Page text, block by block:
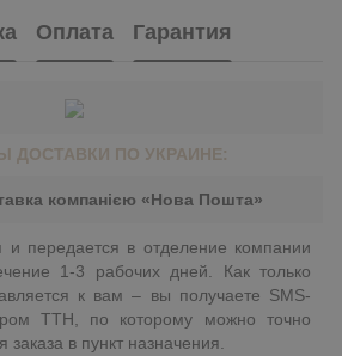
Оплата Гарантия
ДОСТАВКИ ПО УКРАИНЕ:
компанією «Нова Пошта»
и передается в отделение компании
1-3 рабочих дней. Как только
к вам – вы получаете SMS-
ТТН, по которому можно точно
заказа в пункт назначения.